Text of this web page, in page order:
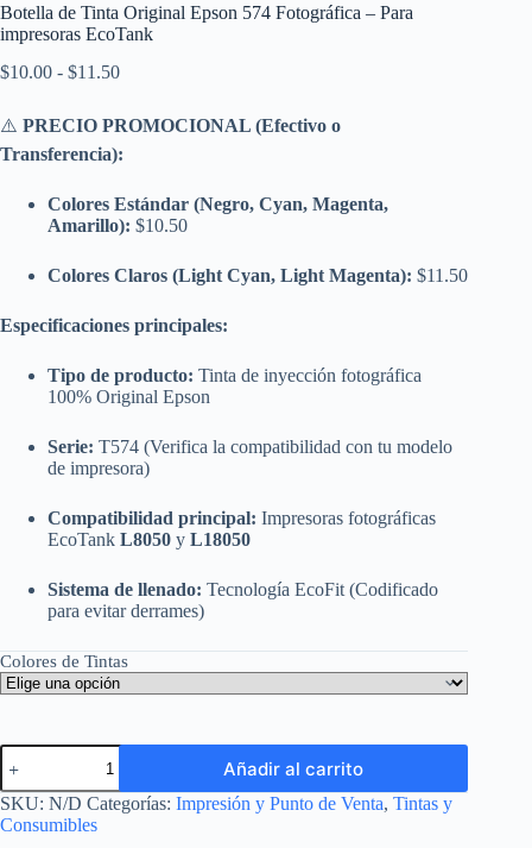
Botella de Tinta Original Epson 574 Fotográfica – Para
impresoras EcoTank
$10.00 - $11.50Rango
desde
$10.00
$11.50
⚠️ PRECIO PROMOCIONAL (Efectivo o
Transferencia):
Colores Estándar (Negro, Cyan, Magenta,
Amarillo): $10.50
Colores Claros (Light Cyan, Light Magenta): $11.50
Especificaciones principales:
Tipo de producto: Tinta de inyección fotográfica
100% Original Epson
Serie: T574 (Verifica la compatibilidad con tu modelo
de impresora)
Compatibilidad principal: Impresoras fotográficas
EcoTank L8050 y L18050
Sistema de llenado: Tecnología EcoFit (Codificado
para evitar derrames)
Colores de Tintas
Botella
de
Tinta
Original
Epson
Añadir al carrito
SKU: N/D Categorías: Impresión y Punto de Venta, Tintas y
Consumibles